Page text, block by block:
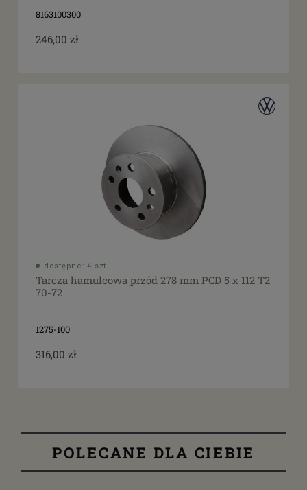
8163100300
246,00 zł
dostępne: 4 szt.
Tarcza hamulcowa przód 278 mm PCD 5 x 112 T2
70-72
1275-100
316,00 zł
POLECANE DLA CIEBIE